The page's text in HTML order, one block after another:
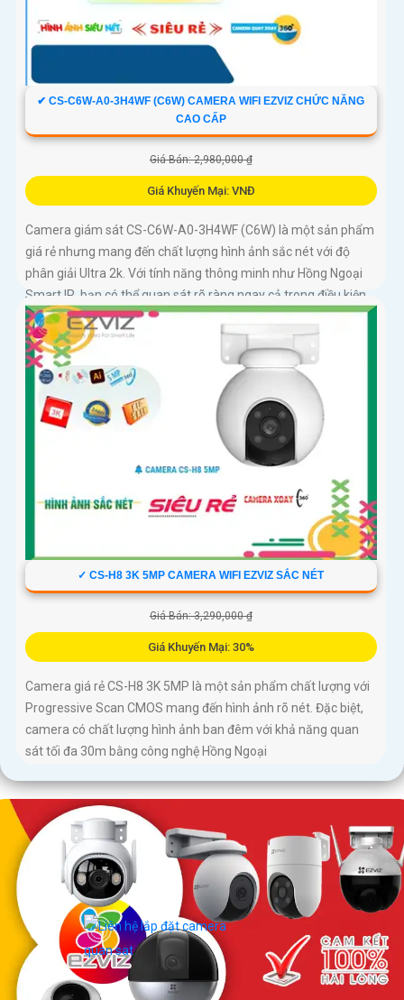
✔ CS-C6W-A0-3H4WF (C6W) CAMERA WIFI EZVIZ CHỨC NĂNG
CAO CẤP
Giá Bán: 2,980,000 ₫
Giá Khuyến Mại: VNĐ
Camera giám sát CS-C6W-A0-3H4WF (C6W) là một sản phẩm
giá rẻ nhưng mang đến chất lượng hình ảnh sắc nét với độ
phân giải Ultra 2k. Với tính năng thông minh như Hồng Ngoại
Smart IR, bạn có thể quan sát rõ ràng ngay cả trong điều kiện
ánh sáng yếu
✓ CS-H8 3K 5MP CAMERA WIFI EZVIZ SẮC NÉT
Giá Bán: 3,290,000 ₫
Giá Khuyến Mại: 30%
Camera giá rẻ CS-H8 3K 5MP là một sản phẩm chất lượng với
Progressive Scan CMOS mang đến hình ảnh rõ nét. Đặc biệt,
camera có chất lượng hình ảnh ban đêm với khả năng quan
sát tối đa 30m bằng công nghệ Hồng Ngoại